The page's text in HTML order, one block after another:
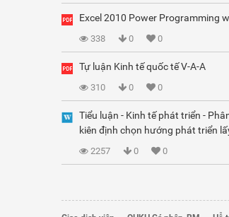
Excel 2010 Power Programming
338 0 0
Tự luận Kinh tế quốc tế V-A-A
310 0 0
Tiểu luận - Kinh tế phát triển -
kiên định chọn hướng phát triển
2257 0 0